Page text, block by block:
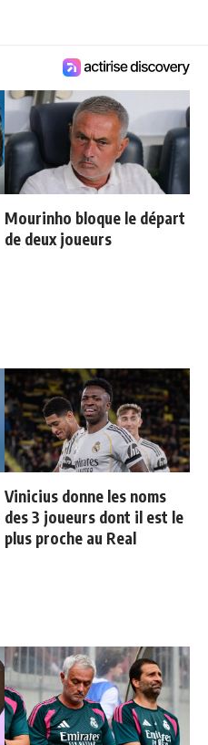
Mourinho bloque le départ
de deux joueurs
Vinicius donne les noms
des 3 joueurs dont il est le
plus proche au Real